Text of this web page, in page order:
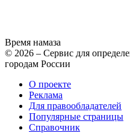
Время намаза
© 2026 – Сервис для
городам России
О проекте
Реклама
Для правообладателей
Популярные страницы
Справочник